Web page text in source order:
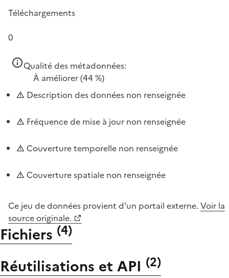
Téléchargements
0
Qualité des métadonnées:
À améliorer(44 %)
Description des données non renseignée
Fréquence de mise à jour non renseignée
Couverture temporelle non renseignée
Couverture spatiale non renseignée
Ce jeu de données provient d'un portail externe. Voir la
source originale.
Fichiers (4)
Réutilisations et API (2)